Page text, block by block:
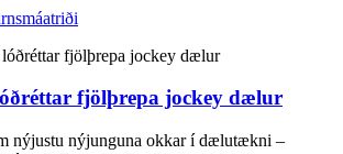
smáatriði
fjölþrepa jockey dælur
nýjustu nýjunguna okkar í dælutækni –